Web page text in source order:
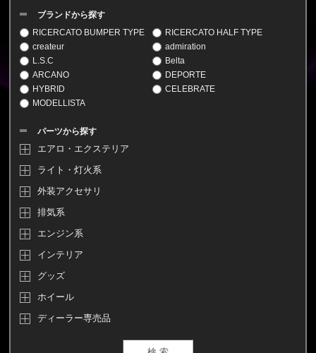
ブランドから探す
RICERCATO BUMPER TYPE
RICERCATO HALF TYPE
createur
admiration
L.S.C
Belta
ARCANO
DEPORTE
HYBRID
CELEBRATE
MODELLISTA
パーツから探す
エアロ・エクステリア
ライト・灯火系
外装アクセサリ
排気系
エンジン系
インテリア
グッズ
ホイール
ディーラー専売品